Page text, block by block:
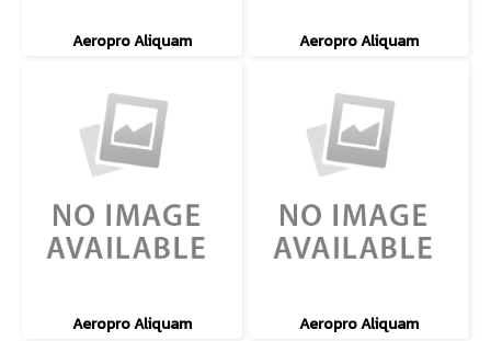
Aeropro Aliquam Aeropro Aliquam
Aeropro Aliquam Aeropro Aliquam